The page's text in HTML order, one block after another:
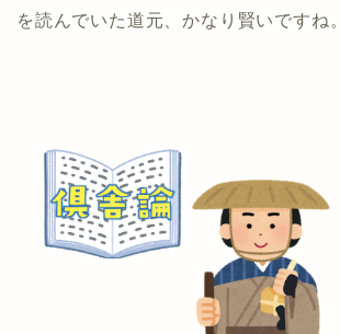
を読んでいた道元、かなり賢いですね。